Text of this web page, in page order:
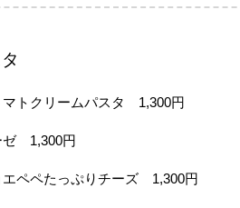
マトクリームパスタ 1,300円
ゼ 1,300円
エペペたっぷりチーズ 1,300円